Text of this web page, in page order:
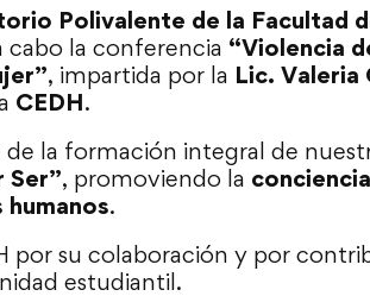
Polivalente de la Facultad
cabo la conferencia “Violencia
, impartida por la Lic. Valeria
CEDH.
la formación integral de
Ser”, promoviendo la
.
por su colaboración y por
estudiantil.